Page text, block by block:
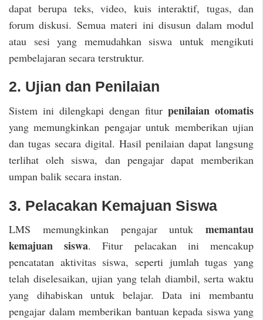
dapat berupa teks, video, kuis interaktif, tugas, dan
forum diskusi. Semua materi ini disusun dalam modul
atau sesi yang memudahkan siswa untuk mengikuti
pembelajaran secara terstruktur.
2. Ujian dan Penilaian
Sistem ini dilengkapi dengan fitur penilaian otomatis
yang memungkinkan pengajar untuk memberikan ujian
dan tugas secara digital. Hasil penilaian dapat langsung
terlihat oleh siswa, dan pengajar dapat memberikan
umpan balik secara instan.
3. Pelacakan Kemajuan Siswa
LMS memungkinkan pengajar untuk memantau
kemajuan siswa. Fitur pelacakan ini mencakup
pencatatan aktivitas siswa, seperti jumlah tugas yang
telah diselesaikan, ujian yang telah diambil, serta waktu
yang dihabiskan untuk belajar. Data ini membantu
pengajar dalam memberikan bantuan kepada siswa yang